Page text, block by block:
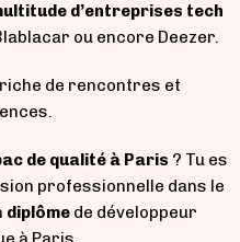
d’entreprises tech
ou encore Deezer.
riche de rencontres et
de qualité à Paris ? Tu es
professionnelle dans le
diplôme de développeur